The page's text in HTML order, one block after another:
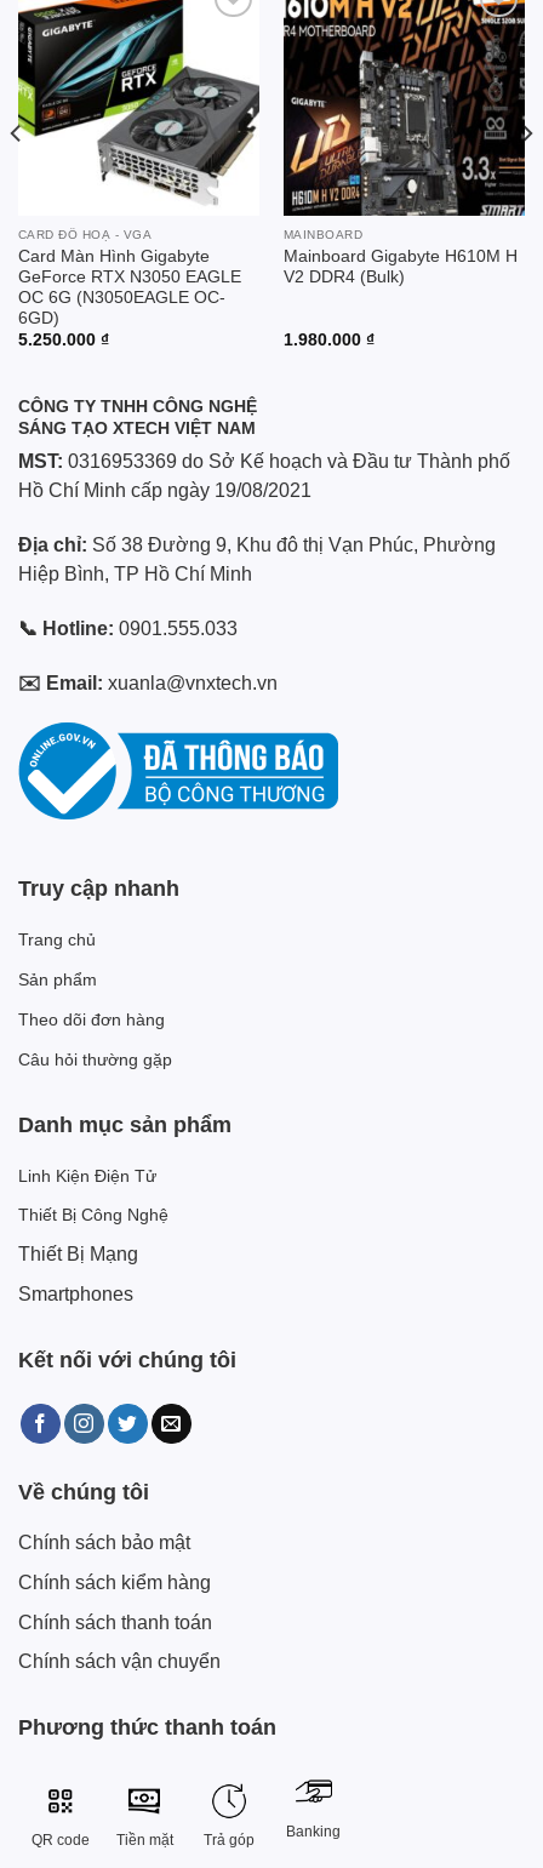
CARD ĐỒ HOẠ - VGA
Card Màn Hình Gigabyte
GeForce RTX N3050 EAGLE
OC 6G (N3050EAGLE OC-
6GD)
5.250.000 ₫
Add to
wishlist
MAINBOARD
Mainboard Gigabyte H610M H
V2 DDR4 (Bulk)
1.980.000 ₫
CÔNG TY TNHH CÔNG NGHỆ
SÁNG TẠO XTECH VIỆT NAM
MST: 0316953369 do Sở Kế hoạch và Đầu tư Thành phố
Hồ Chí Minh cấp ngày 19/08/2021
Địa chỉ: Số 38 Đường 9, Khu đô thị Vạn Phúc, Phường
Hiệp Bình, TP Hồ Chí Minh
📞 Hotline: 0901.555.033
✉️ Email: xuanla@vnxtech.vn
Truy cập nhanh
Trang chủ
Sản phẩm
Theo dõi đơn hàng
Câu hỏi thường gặp
Danh mục sản phẩm
Linh Kiện Điện Tử
Thiết Bị Công Nghệ
Thiết Bị Mạng
Smartphones
Kết nối với chúng tôi
Về chúng tôi
Chính sách bảo mật
Chính sách kiểm hàng
Chính sách thanh toán
Chính sách vận chuyển
Phương thức thanh toán
QR code Tiền mặt Trả góp
Banking